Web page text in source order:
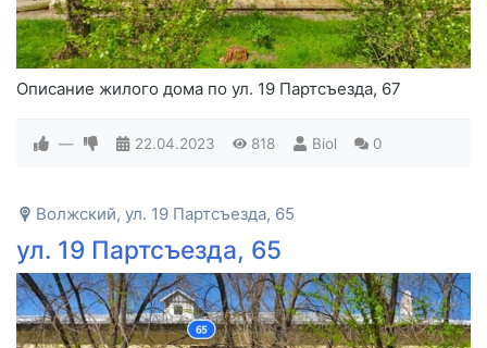
Описание жилого дома по ул. 19 Партсъезда, 67
— 22.04.2023 818 Biol 0
Волжский, ул. 19 Партсъезда, 65
ул. 19 Партсъезда, 65